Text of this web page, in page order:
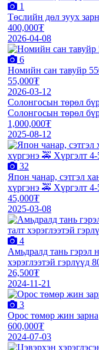
1
Төслийн дөл зуух
400,000₮
2026-04-08
6
Номийн сан тавуйр
55,000₮
2026-03-12
Солонгосын төрөл
Солонгосын төрөл
1,000,000₮
2025-08-12
32
Япон чанар, сэтгэл
хүргэнэ 🚕 Хүргэлт
45,000₮
2025-03-08
4
Амьдралд тань гэрэл
хэрэглээтэй гэрлүүд
26,500₮
2024-11-21
3
Орос төмөр жин зарна
600,000₮
2024-07-03